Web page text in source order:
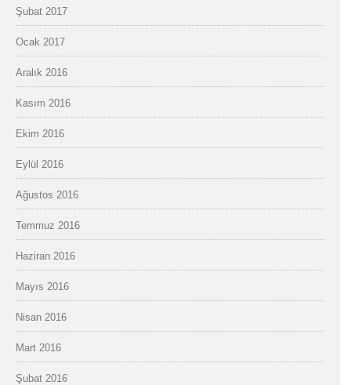
Şubat 2017
Ocak 2017
Aralık 2016
Kasım 2016
Ekim 2016
Eylül 2016
Ağustos 2016
Temmuz 2016
Haziran 2016
Mayıs 2016
Nisan 2016
Mart 2016
Şubat 2016